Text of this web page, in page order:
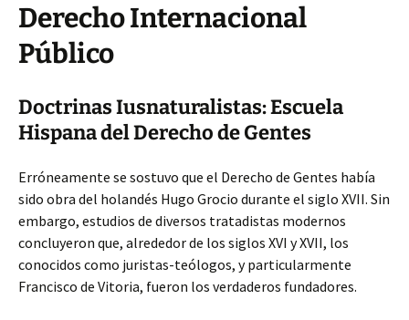
Derecho Internacional
Público
Doctrinas Iusnaturalistas: Escuela
Hispana del Derecho de Gentes
Erróneamente se sostuvo que el Derecho de Gentes había
sido obra del holandés Hugo Grocio durante el siglo XVII. Sin
embargo, estudios de diversos tratadistas modernos
concluyeron que, alrededor de los siglos XVI y XVII, los
conocidos como juristas-teólogos, y particularmente
Francisco de Vitoria, fueron los verdaderos fundadores.